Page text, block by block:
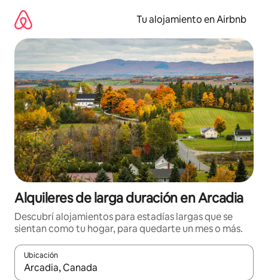
contenido
Tu alojamiento en Airbnb
Alquileres de larga duración en Arcadia
Descubrí alojamientos para estadías largas que se
sientan como tu hogar, para quedarte un mes o más.
Ubicación
Cuando los resultados estén disponibles, navegá con las